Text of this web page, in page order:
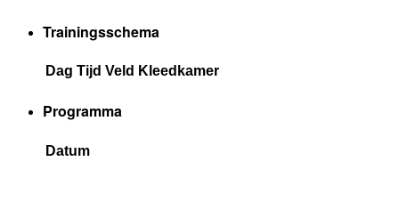
Trainingsschema
Dag Tijd Veld Kleedkamer
Programma
Datum